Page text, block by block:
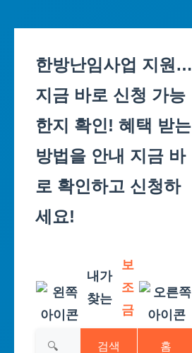
content
한방난임사업 지원…
지금 바로 신청 가능
한지 확인! 혜택 받는
방법을 안내 지금 바
로 확인하고 신청하
세요!
내가
찾는
보
조
금
검색 홈